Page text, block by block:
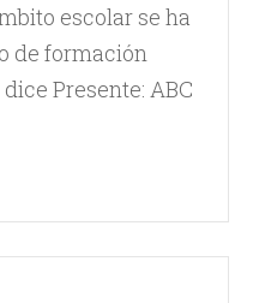
escolar se ha
de formación
Presente: ABC